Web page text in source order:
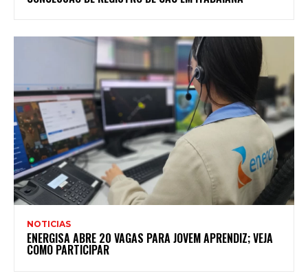
NOTICIAS
ENERGISA ABRE 20 VAGAS PARA JOVEM APRENDIZ; VEJA
COMO PARTICIPAR